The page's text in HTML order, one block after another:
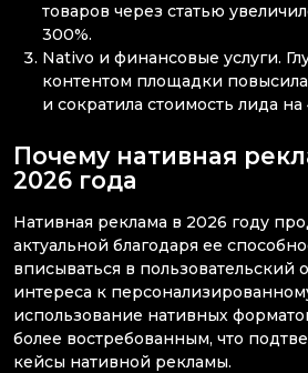
товаров через статью
300%.
Nativo и финансовые услуги.
контентом площадки
и сократила стоимость лида на
Почему нативная
2026 года
Нативная реклама в 2026 году
актуальной благодаря ее
вписываться в пользовательский
интереса к
использование нативных
более востребованным, что
кейсы нативной рекламы.